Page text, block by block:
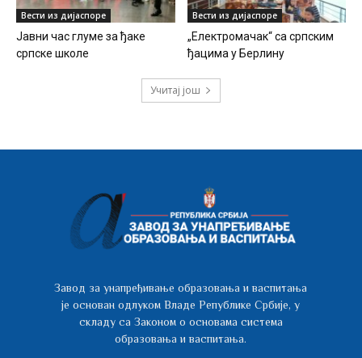
Вести из дијаспоре
Јавни час глуме за ђаке
српске школе
Вести из дијаспоре
„Електромачак“ са српским
ђацима у Берлину
Учитај још
Завод за унапређивање образовања и васпитања
је основан одлуком Владе Републике Србије, у
складу са Законом о основама система
образовања и васпитања.